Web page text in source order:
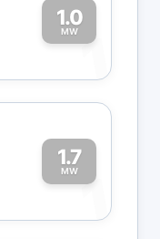
1.0
MW1
1.7
MW1